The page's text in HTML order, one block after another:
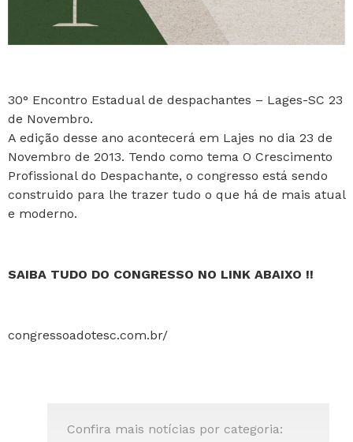
30° Encontro Estadual de despachantes – Lages-SC 23
de Novembro.
A edição desse ano acontecerá em Lajes no dia 23 de
Novembro de 2013. Tendo como tema O Crescimento
Profissional do Despachante, o congresso está sendo
construido para lhe trazer tudo o que há de mais atual
e moderno.
SAIBA TUDO DO CONGRESSO NO LINK ABAIXO !!
congressoadotesc.com.br/
Confira mais notícias por categoria: